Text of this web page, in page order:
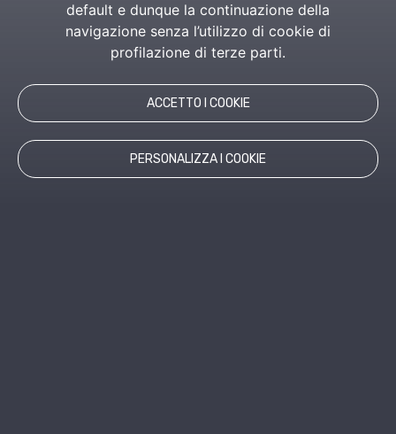
default e dunque la continuazione della
navigazione senza l’utilizzo di cookie di
profilazione di terze parti.
ACCETTO I COOKIE
PERSONALIZZA I COOKIE